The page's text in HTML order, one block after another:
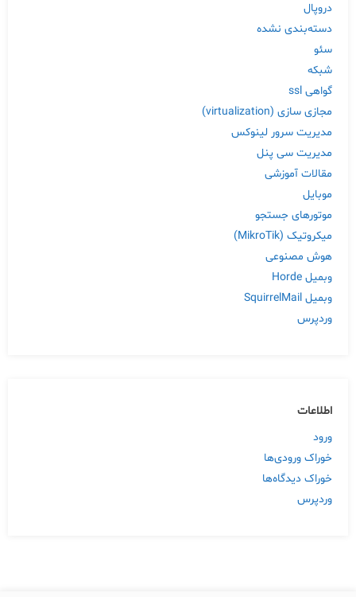
دروپال
دسته‌بندی نشده
سئو
شبکه
گواهی ssl
مجازی سازی (virtualization)
مدیریت سرور لینوکس
مدیریت سی پنل
مقالات آموزشی
موبایل
موتورهای جستجو
میکروتیک (MikroTik)
هوش مصنوعی
وبمیل Horde
وبمیل SquirrelMail
وردپرس
اطلاعات
ورود
خوراک ورودی‌ها
خوراک دیدگاه‌ها
وردپرس